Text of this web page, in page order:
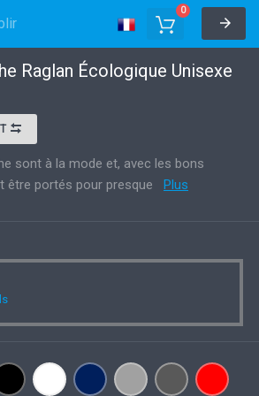
0
Raglan Écologique Unisexe
sont à la mode et, avec les bons
être portés pour presque
Plus
Options